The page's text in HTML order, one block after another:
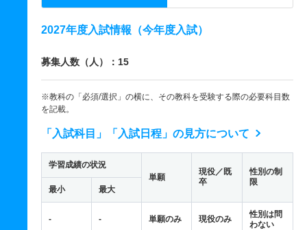
2027年度入試情報（今年度入試）
募集人数（人）：15
※教科の「必須/選択」の横に、その教科を受験する際の必要科目数
を記載。
「入試科目」「入試日程」の見方について
学習成績の状況
単願
現役／既
卒
性別の制
限
最小 最大
- - 単願のみ 現役のみ
性別は問
わない